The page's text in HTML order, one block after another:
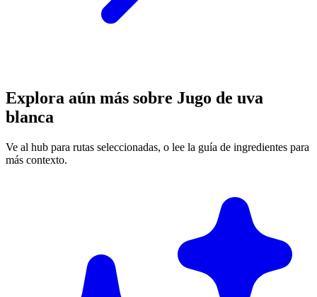
Explora aún más sobre Jugo de uva
blanca
Ve al hub para rutas seleccionadas, o lee la guía de ingredientes para
más contexto.